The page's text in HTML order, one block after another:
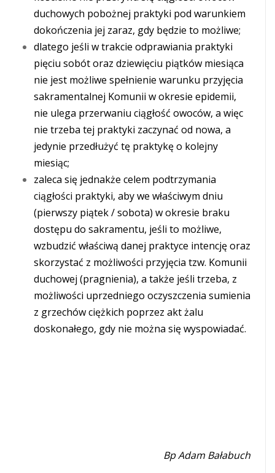
duchowych pobożnej praktyki pod warunkiem
dokończenia jej zaraz, gdy będzie to możliwe;
dlatego jeśli w trakcie odprawiania praktyki
pięciu sobót oraz dziewięciu piątków miesiąca
nie jest możliwe spełnienie warunku przyjęcia
sakramentalnej Komunii w okresie epidemii,
nie ulega przerwaniu ciągłość owoców, a więc
nie trzeba tej praktyki zaczynać od nowa, a
jedynie przedłużyć tę praktykę o kolejny
miesiąc;
zaleca się jednakże celem podtrzymania
ciągłości praktyki, aby we właściwym dniu
(pierwszy piątek / sobota) w okresie braku
dostępu do sakramentu, jeśli to możliwe,
wzbudzić właściwą danej praktyce intencję oraz
skorzystać z możliwości przyjęcia tzw. Komunii
duchowej (pragnienia), a także jeśli trzeba, z
możliwości uprzedniego oczyszczenia sumienia
z grzechów ciężkich poprzez akt żalu
doskonałego, gdy nie można się wyspowiadać.
Bp Adam Bałabuch